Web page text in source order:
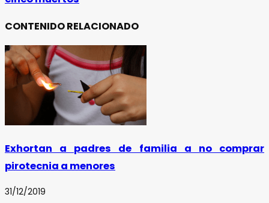
CONTENIDO RELACIONADO
Exhortan a padres de familia a no comprar
pirotecnia a menores
31/12/2019